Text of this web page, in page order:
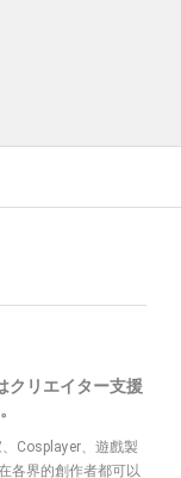
クリエイター支援
Cosplayer、遊戲製
各界的創作者都可以